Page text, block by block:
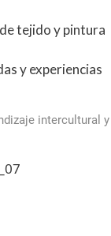
tejido y pintura
y experiencias
intercultural y